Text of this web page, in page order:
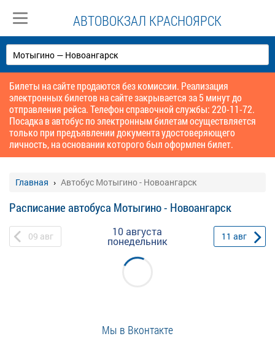
АВТОВОКЗАЛ КРАСНОЯРСК
Билеты на сайте продаются без комиссии. Реализация
электронных билетов на сайте закрывается за 5 минут до
отправления рейса. Телефон справочной службы: 220-11-72.
Посадка в автобус по электронным билетам осуществляется
только при предъявлении документа удостоверяющего
личность, на основании которого был оформлен билет.
Главная Автобус Мотыгино - Новоангарск
Расписание автобуса Мотыгино - Новоангарск
09 авг 10 августа
понедельник 11 авг
Мы в Вконтакте